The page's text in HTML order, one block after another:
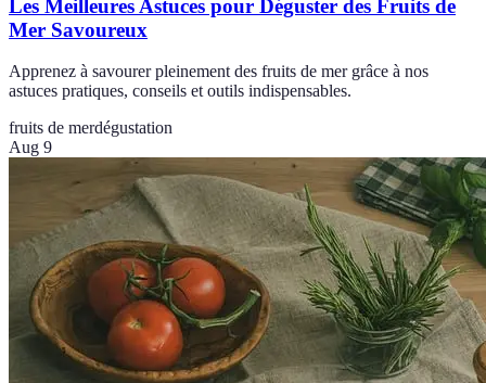
Les Meilleures Astuces pour Déguster des Fruits de
Mer Savoureux
Apprenez à savourer pleinement des fruits de mer grâce à nos
astuces pratiques, conseils et outils indispensables.
fruits de merdégustation
Aug 9